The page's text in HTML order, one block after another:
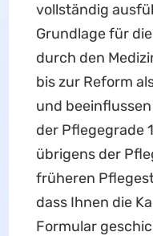
vollständig
Grundlage für
durch den
bis zur Reform
und
der Pflegegrade
übrigens der
früheren
dass Ihnen die
Formular